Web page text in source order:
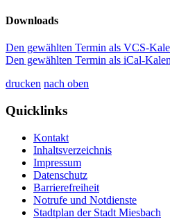
Downloads
Den gewählten Termin als VCS-
Den gewählten Termin als iCal-
drucken nach oben
Quicklinks
Kontakt
Inhaltsverzeichnis
Impressum
Datenschutz
Barrierefreiheit
Notrufe und Notdienste
Stadtplan der Stadt Miesbach